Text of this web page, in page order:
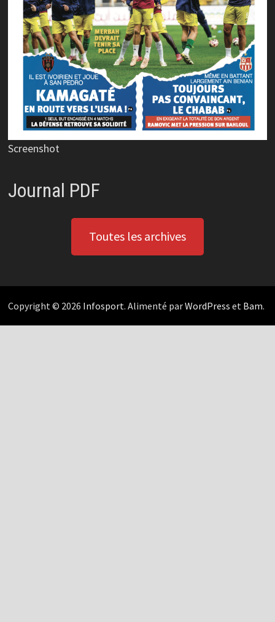
Screenshot
Journal PDF
Toutes les archives
Copyright © 2026 Infosport. Alimenté parWordPress et Bam.